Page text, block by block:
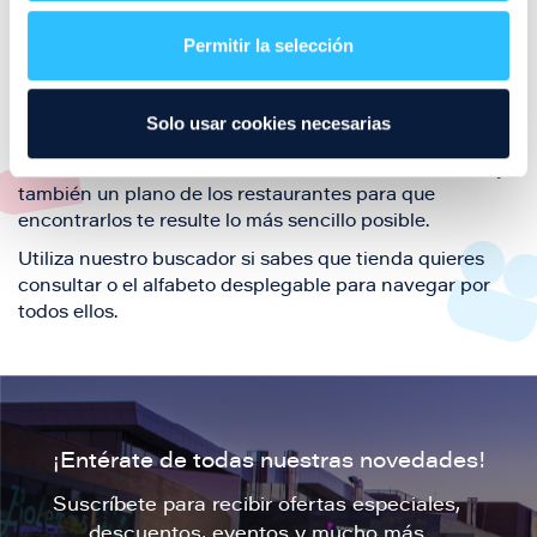
Permitir la selección
Solo usar cookies necesarias
también de nuestra oferta de ocio y shopping durante
tu visita.
El este directorio de restaurantes de Puerto Venecia
también un plano de los restaurantes para que
encontrarlos te resulte lo más sencillo posible.
Utiliza nuestro buscador si sabes que tienda quieres
consultar o el alfabeto desplegable para navegar por
todos ellos.
¡Entérate de todas nuestras novedades!
Suscríbete para recibir ofertas especiales,